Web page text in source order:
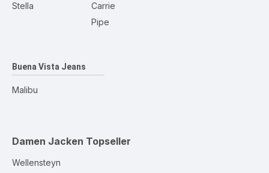
Stella
Carrie
Pipe
Buena Vista Jeans
Malibu
Damen Jacken Topseller
Wellensteyn